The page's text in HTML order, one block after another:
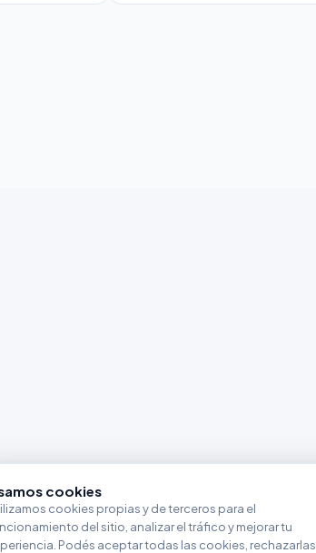
cookies
cookies propias y de terceros para el
del sitio, analizar el tráfico y mejorar tu
Podés aceptar todas las cookies, rechazarlas